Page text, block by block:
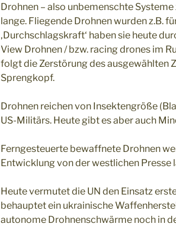
Drohnen – also unbemenschte
lange. Fliegende Drohnen wurden z.B.
‚Durchschlagskraft‘ haben sie heute
View Drohnen / bzw. racing drones im
folgt die Zerstörung des ausgewählten
Sprengkopf.
Drohnen reichen von Insektengröße
US-Militärs. Heute gibt es aber auch
Ferngesteuerte bewaffnete Drohnen
Entwicklung von der westlichen Presse
Heute vermutet die UN den Einsatz
behauptet ein ukrainische
autonome Drohnenschwärme noch in